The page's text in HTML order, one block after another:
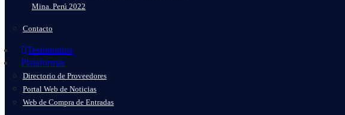
Mina. Perú 2022
Contacto
Testimonios
Plataformas
Directorio de Proveedores
Portal Web de Noticias
Web de Compra de Entradas